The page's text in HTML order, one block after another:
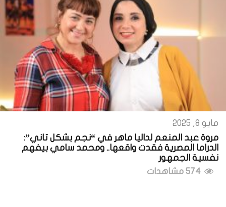
مايو 8, 2025
مروة عبد المنعم لداليا ماهر في “نجم بشكل تاني”:
الدراما المصرية فقدت واقعها.. ومحمد سامي بيفهم
نفسية الجمهور